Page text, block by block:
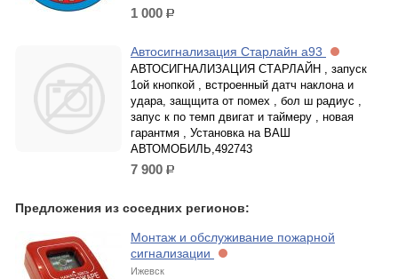
1 000 р.
Автосигнализация Старлайн а93
АВТОСИГНАЛИЗАЦИЯ СТАРЛАЙН , запуск
1ой кнопкой , встроенный датч наклона и
удара, защщита от помех , бол ш радиус ,
запус к по темп двигат и таймеру , новая
гарантмя , Установка на ВАШ
АВТОМОБИЛЬ,492743
7 900 р.
Предложения из соседних регионов:
Монтаж и обслуживание пожарной
сигнализации
Ижевск